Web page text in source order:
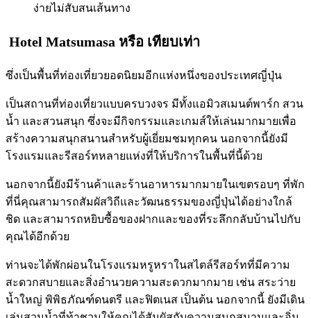
ง่ายไม่สับสนเส้นทาง
Hotel Matsumasa หรือ เทียบเท่า
ซึ่งเป็นพื้นที่ท่องเที่ยวยอดนิยมอีกแห่งหนึ่งของประเทศญี่ปุ่น
เป็นสถานที่ท่องเที่ยวแบบครบวงจร มีทั้งแอมิวสเมนต์พาร์ก สวน
น้ำ และสวนสนุก ซึ่งจะมีกิจกรรมและเกมส์ให้เล่นมากมายเพื่อ
สร้างความสนุกสนานสำหรับผู้เยี่ยมชมทุกคน นอกจากนี้ยังมี
โรงแรมและรีสอร์ทหลายแห่งที่ให้บริการในพื้นที่นี้ด้วย
นอกจากนี้ยังมีร้านค้าและร้านอาหารมากมายในเขตรอบๆ ที่พัก
ที่นี่คุณสามารถสัมผัสวิถีและวัฒนธรรมของญี่ปุ่นได้อย่างใกล้
ชิด และสามารถหยิบซื้อของฝากและของที่ระลึกกลับบ้านไปกับ
คุณได้อีกด้วย
ท่านจะได้พักผ่อนในโรงแรมหรูหราในสไตล์รีสอร์ทที่มีความ
สะดวกสบายและสิ่งอำนวยความสะดวกมากมาย เช่น สระว่าย
น้ำใหญ่ พิพิธภัณฑ์ดนตรี และฟิตเนส เป็นต้น นอกจากนี้ ยังมีเดิน